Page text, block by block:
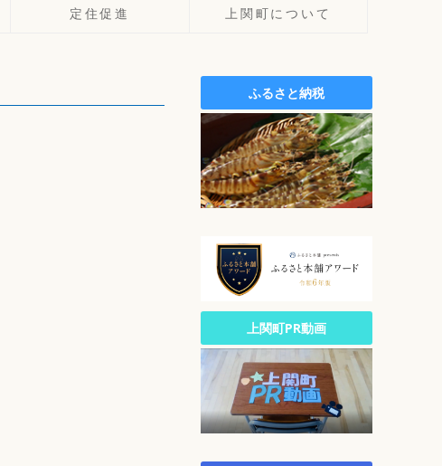
定住促進 上関町について
観光
イベント
ふるさと納税（ふるさと寄附
施設案内
公園・自然
文化
広報
統計
行財政
農林水産業
施策・計画
町議会
ふるさと納税
上関町PR動画